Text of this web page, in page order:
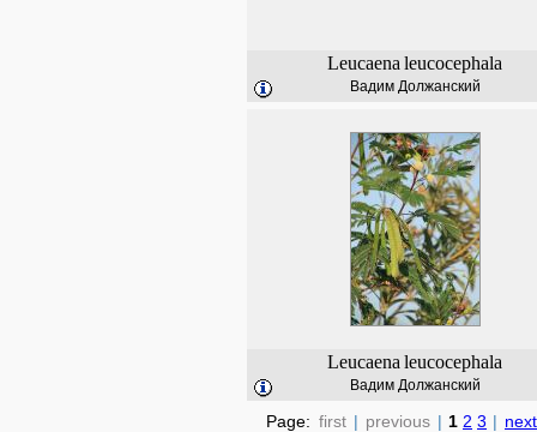
Leucaena leucocephala
Вадим Должанский
Leucaena leucocephala
Вадим Должанский
Page: first | previous | 1 2 3 | next